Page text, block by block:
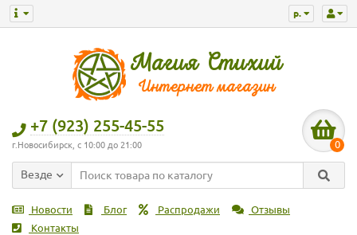
р.
+7 (923) 255-45-55
г.Новосибирск, с 10:00 до 21:00 0
Везде
Новости Блог Распродажи
Отзывы
Контакты